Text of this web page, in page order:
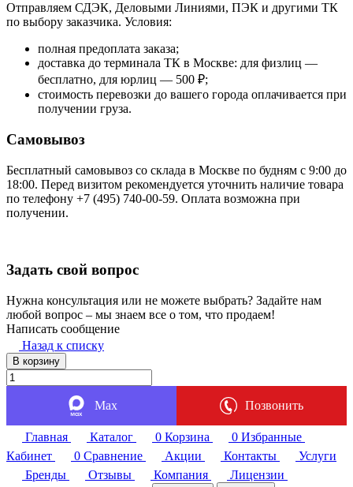
Отправляем СДЭК, Деловыми Линиями, ПЭК и другими ТК
по выбору заказчика. Условия:
полная предоплата заказа;
доставка до терминала ТК в Москве: для физлиц —
бесплатно, для юрлиц — 500 ₽;
стоимость перевозки до вашего города оплачивается при
получении груза.
Самовывоз
Бесплатный самовывоз со склада в Москве по будням с 9:00 до
18:00. Перед визитом рекомендуется уточнить наличие товара
по телефону +7 (495) 740-00-59. Оплата возможна при
получении.
Задать свой вопрос
Нужна консультация или не можете выбрать? Задайте нам
любой вопрос – мы знаем все о том, что продаем!
Написать сообщение
Назад к списку
В корзину
Max Позвонить
Главная Каталог 0 Корзина 0 Избранные
Кабинет
0 Сравнение Акции Контакты
Услуги
Бренды
Отзывы Компания
Лицензии